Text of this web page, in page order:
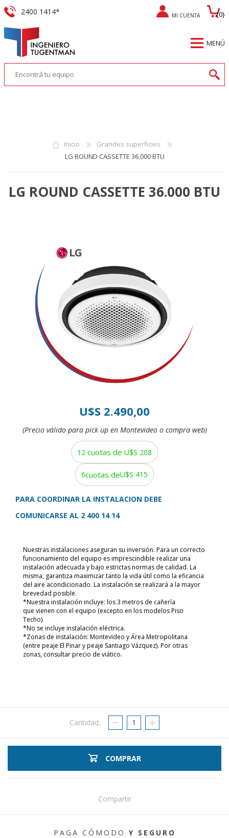
MENÚ
2400 1414* MI CUENTA {0}
Inicio
Grandes superficies
LG ROUND CASSETTE 36.000 BTU
LG ROUND CASSETTE 36.000 BTU
(Precio válido para pick up en Montevideo o compra web)
U$S 2.490,00
12 cuotas de U$S 208
6cuotas deU$S 415
PARA COORDINAR LA INSTALACION DEBE
COMUNICARSE AL 2 400 14 14
Nuestras instalaciones aseguran su inversión. Para un correcto
funcionamiento del equipo es imprescindible realizar una
instalación adecuada y bajo estrictas normas de calidad. La
misma, garantiza maximizar tanto la vida útil como la eficancia
del aire acondicionado. La instalación se realizará a la mayor
brevedad posible.
*Nuestra instalación incluye: los 3 metros de cañería
que vienen con el equipo (excepto en los modelos Piso
Techo).
*No se incluye instalación eléctrica.
*Zonas de instalación: Montevideo y Área Metropolitana
(entre peaje El Pinar y peaje Santiago Vázquez). Por otras
zonas, consultar precio de viático.
Cantidad:
COMPRAR
Compartir
PAGA CÓMODO Y SEGURO